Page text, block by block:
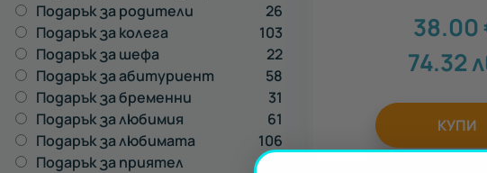
Подарък за родители
26
Подарък за колега
103
Подарък за шефа
22
Подарък за абитуриент
58
Подарък за бременни
31
Подарък за любимия
61
Подарък за любимата
106
Подарък за приятел
106
38.00
74.32
КУПИ